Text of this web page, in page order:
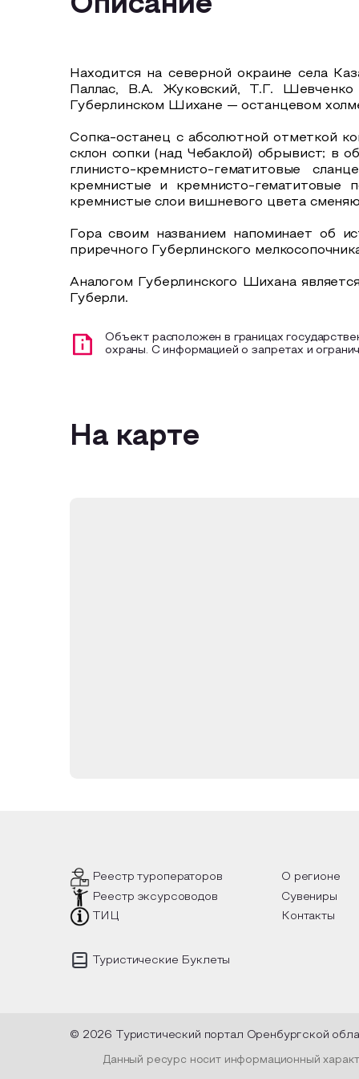
Описание
Находится на северной окраине села
Паллас, В.А. Жуковский, Т.Г.
Губерлинском Шихане — останцевом
Сопка-останец с абсолютной отметкой
склон сопки (над Чебаклой) обрывист; в
глинисто-кремнисто-гематитовые
кремнистые и кремнисто-гематитовые
кремнистые слои вишневого цвета
Гора своим названием напоминает об
приречного Губерлинского
Аналогом Губерлинского Шихана
Губерли.
Объект расположен в границах
охраны. С информацией о запретах и
На карте
Реестр туроператоров О регионе
Реестр эксурсоводов
Сувениры
ТИЦ
Контакты
Туристические Буклеты
© 2026 Туристический портал Оренбургской
Данный ресурс носит информационный